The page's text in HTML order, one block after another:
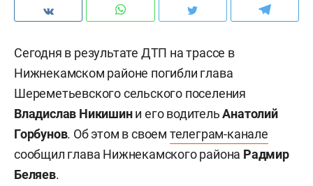
Сегодня в результате ДТП на трассе в
Нижнекамском районе погибли глава
Шереметьевского сельского поселения
Владислав Никишини его водительАнатолий
Горбунов. Об этом в своем телеграм-канале
сообщил глава Нижнекамского района Радмир
Беляев.